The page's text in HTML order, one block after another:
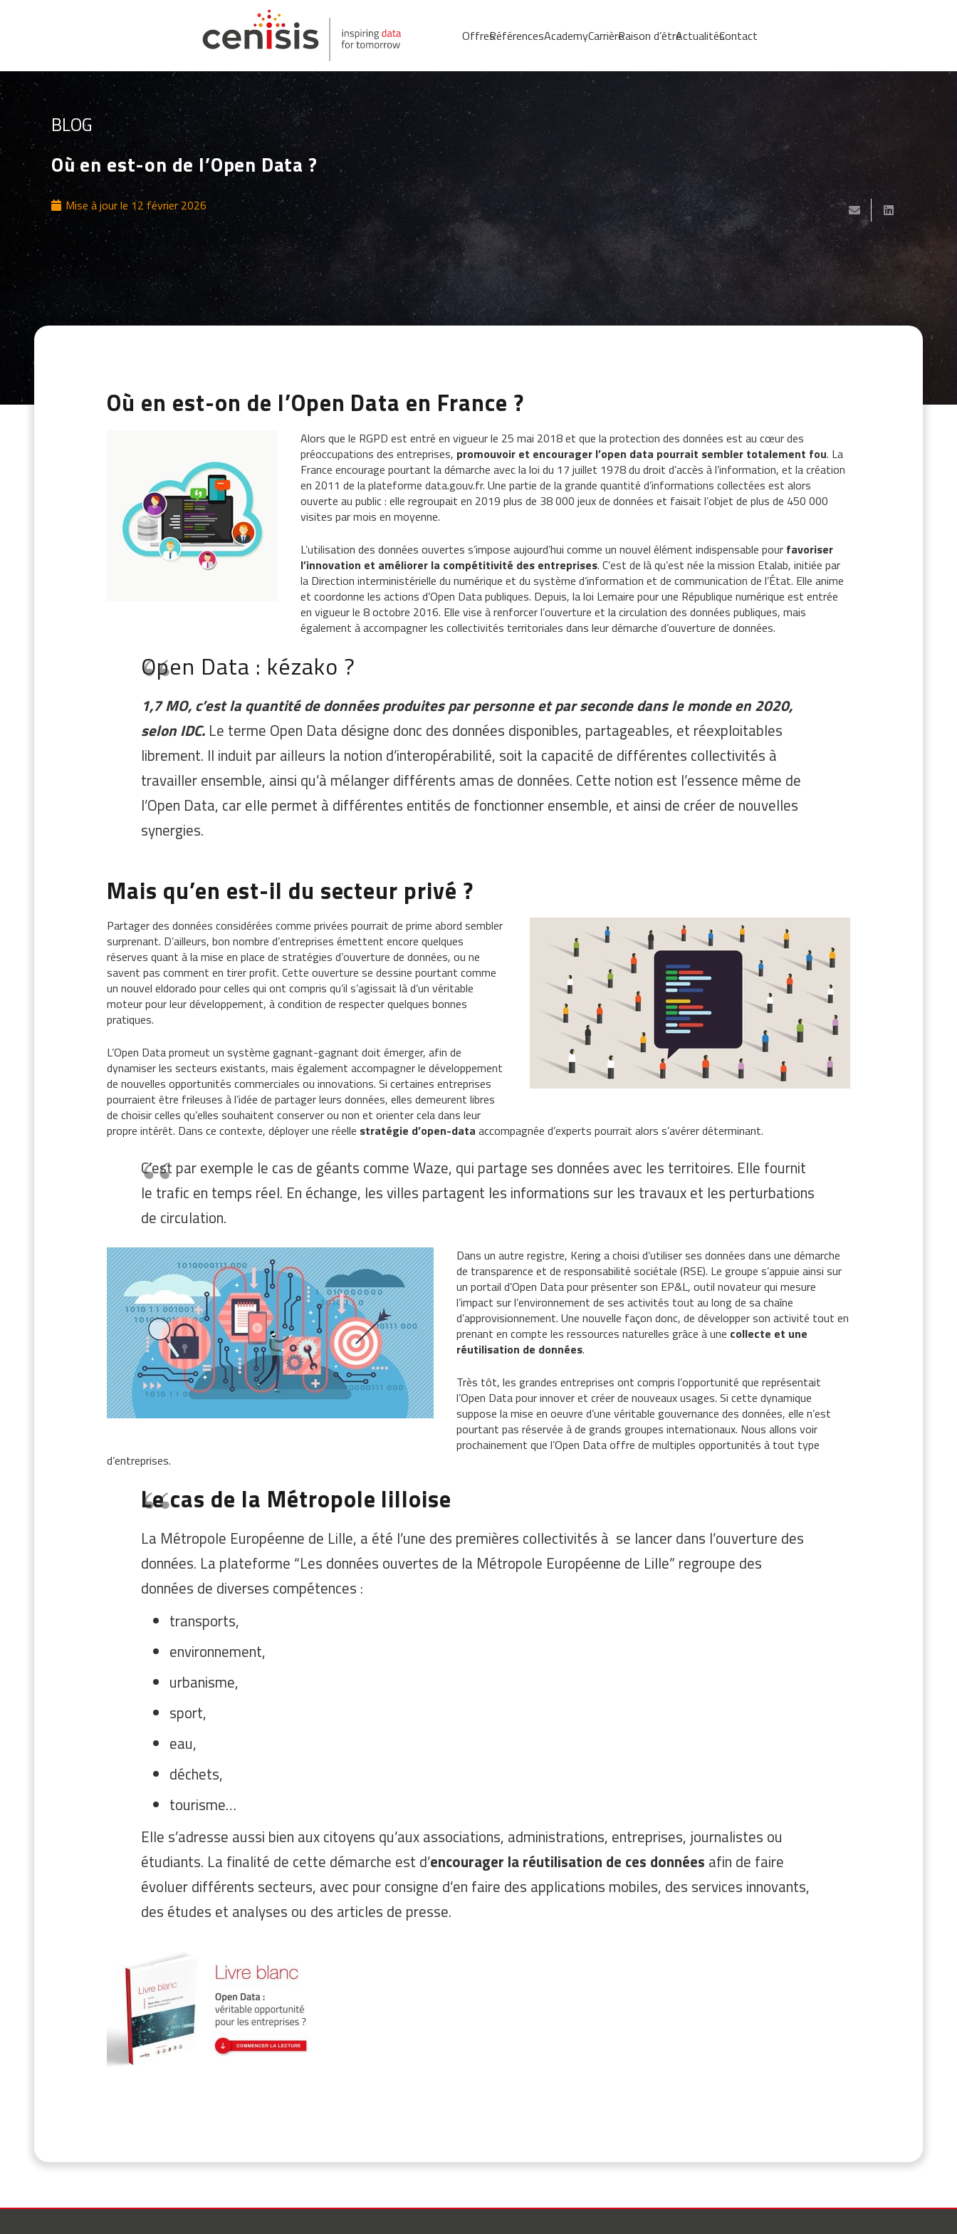
OffresRéférencesAcademyCarrièreRaison d’êtreActualitésContact
BLOG
Où en est-on de l’Open Data ?
Mise à jour le 12 février 2026
Où en est-on de l’Open Data en France ?
Alors que le RGPD est entré en vigueur le 25 mai 2018 et que la protection des données est au cœur des
préoccupations des entreprises, promouvoir et encourager l’open data pourrait sembler totalement fou. La
France encourage pourtant la démarche avec la loi du 17 juillet 1978 du droit d’accès à l’information, et la création
en 2011 de la plateforme data.gouv.fr. Une partie de la grande quantité d’informations collectées est alors
ouverte au public : elle regroupait en 2019 plus de 38 000 jeux de données et faisait l’objet de plus de 450 000
visites par mois en moyenne.
L’utilisation des données ouvertes s’impose aujourd’hui comme un nouvel élément indispensable pour favoriser
l’innovation et améliorer la compétitivité des entreprises. C’est de là qu’est née la mission Etalab, initiée par
la Direction interministérielle du numérique et du système d’information et de communication de l’État. Elle anime
et coordonne les actions d’Open Data publiques. Depuis, la loi Lemaire pour une République numérique est entrée
en vigueur le 8 octobre 2016. Elle vise à renforcer l’ouverture et la circulation des données publiques, mais
également à accompagner les collectivités territoriales dans leur démarche d’ouverture de données.
Open Data : kézako ?
1,7 MO, c’est la quantité de données produites par personne et par seconde dans le monde en 2020,
selon IDC. Le terme Open Data désigne donc des données disponibles, partageables, et réexploitables
librement. Il induit par ailleurs la notion d’interopérabilité, soit la capacité de différentes collectivités à
travailler ensemble, ainsi qu’à mélanger différents amas de données. Cette notion est l’essence même de
l’Open Data, car elle permet à différentes entités de fonctionner ensemble, et ainsi de créer de nouvelles
synergies.
Mais qu’en est-il du secteur privé ?
Partager des données considérées comme privées pourrait de prime abord sembler
surprenant. D’ailleurs, bon nombre d’entreprises émettent encore quelques
réserves quant à la mise en place de stratégies d’ouverture de données, ou ne
savent pas comment en tirer profit. Cette ouverture se dessine pourtant comme
un nouvel eldorado pour celles qui ont compris qu’il s’agissait là d’un véritable
moteur pour leur développement, à condition de respecter quelques bonnes
pratiques.
L’Open Data promeut un système gagnant-gagnant doit émerger, afin de
dynamiser les secteurs existants, mais également accompagner le développement
de nouvelles opportunités commerciales ou innovations. Si certaines entreprises
pourraient être frileuses à l’idée de partager leurs données, elles demeurent libres
de choisir celles qu’elles souhaitent conserver ou non et orienter cela dans leur
propre intérêt. Dans ce contexte, déployer une réelle stratégie d’open-data accompagnée d’experts pourrait alors s’avérer déterminant.
C’est par exemple le cas de géants comme Waze, qui partage ses données avec les territoires. Elle fournit
le trafic en temps réel. En échange, les villes partagent les informations sur les travaux et les perturbations
de circulation.
Dans un autre registre, Kering a choisi d’utiliser ses données dans une démarche
de transparence et de responsabilité sociétale (RSE). Le groupe s’appuie ainsi sur
un portail d’Open Data pour présenter son EP&L, outil novateur qui mesure
l’impact sur l’environnement de ses activités tout au long de sa chaîne
d’approvisionnement. Une nouvelle façon donc, de développer son activité tout en
prenant en compte les ressources naturelles grâce à une collecte et une
réutilisation de données.
Très tôt, les grandes entreprises ont compris l’opportunité que représentait
l’Open Data pour innover et créer de nouveaux usages. Si cette dynamique
suppose la mise en oeuvre d’une véritable gouvernance des données, elle n’est
pourtant pas réservée à de grands groupes internationaux. Nous allons voir
prochainement que l’Open Data offre de multiples opportunités à tout type
d’entreprises.
Le cas de la Métropole lilloise
La Métropole Européenne de Lille, a été l’une des premières collectivités à se lancer dans l’ouverture des
données. La plateforme “Les données ouvertes de la Métropole Européenne de Lille” regroupe des
données de diverses compétences :
transports,
environnement,
urbanisme,
sport,
eau,
déchets,
tourisme…
Elle s’adresse aussi bien aux citoyens qu’aux associations, administrations, entreprises, journalistes ou
étudiants. La finalité de cette démarche est d’encourager la réutilisation de ces données afin de faire
évoluer différents secteurs, avec pour consigne d’en faire des applications mobiles, des services innovants,
des études et analyses ou des articles de presse.